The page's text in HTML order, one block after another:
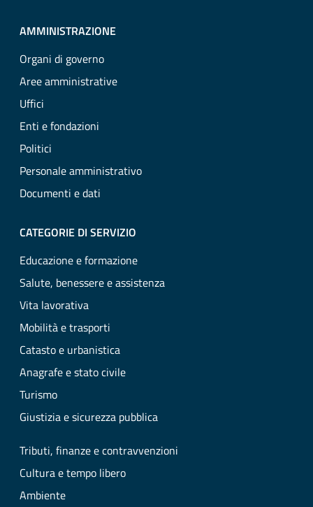
AMMINISTRAZIONE
Organi di governo
Aree amministrative
Uffici
Enti e fondazioni
Politici
Personale amministrativo
Documenti e dati
CATEGORIE DI SERVIZIO
Educazione e formazione
Salute, benessere e assistenza
Vita lavorativa
Mobilità e trasporti
Catasto e urbanistica
Anagrafe e stato civile
Turismo
Giustizia e sicurezza pubblica
Tributi, finanze e contravvenzioni
Cultura e tempo libero
Ambiente